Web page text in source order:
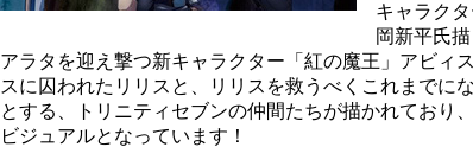
キャラク
岡新平氏
アラタを迎え撃つ新キャラクター「紅の魔王」アビィ
スに囚われたリリスと、リリスを救うべくこれまでに
とする、トリニティセブンの仲間たちが描かれており
ビジュアルとなっています！